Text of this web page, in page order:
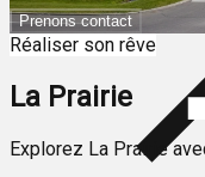
Prenons contact
Réaliser son rêve
La Prairie
Explorez La Prairie